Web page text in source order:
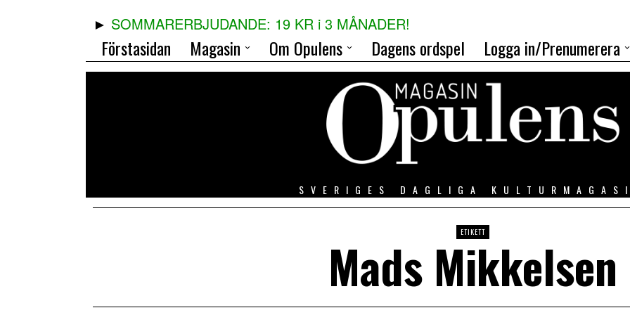
SOMMARERBJUDANDE: 19 KR i 3 MÅNADER!
Förstasidan Magasin Om Opulens Dagens ordspel Logga in/Prenumerera
SVERIGES DAGLIGA
ETIKETT
Mads Mikkelsen